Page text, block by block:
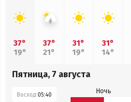
37°
19°
37°
21°
31°
19°
31°
14°
Пятница, 7 августа
Восход:05:40 Ночь